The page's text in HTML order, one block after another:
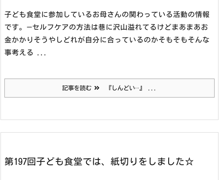
子ども食堂に参加しているお母さんの関わっている活動の情報
です。 —セルフケアの方法は巷に沢山溢れてるけどまあまあお
金かかりそうやし どれが自分に合っているのかそもそもそんな
事考える ...
記事を読む 『しんどい···』 ...
第197回子ども食堂では、紙切りをしました☆